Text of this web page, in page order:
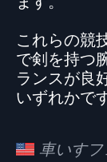
これらの競
で剣を持つ
ランスが良
いずれかで
車いす